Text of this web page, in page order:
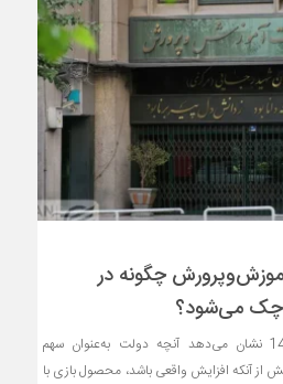
چگونه در
می‌شود؟
بررسی کلیات لایحه بودجه 1405 نشان می‌دهد آنچه دولت به‌عنوان سهم
آنکه افزایش واقعی باشد، محصول بازی با